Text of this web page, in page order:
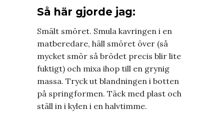
Så här gjorde jag:
Smält smöret. Smula kavringen i en
matberedare, häll smöret över (så
mycket smör så brödet precis blir lite
fuktigt) och mixa ihop till en grynig
massa. Tryck ut blandningen i botten
på springformen. Täck med plast och
ställ in i kylen i en halvtimme.